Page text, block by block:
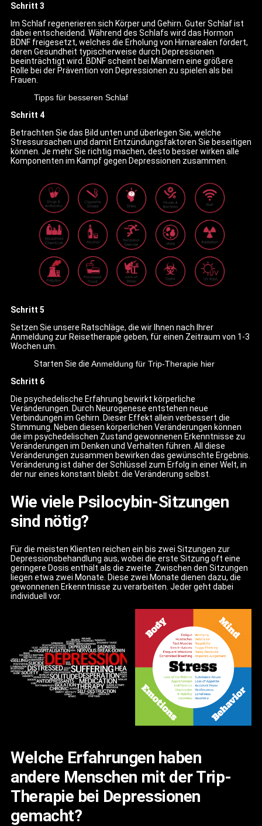
Schritt 3
Im Schlaf regenerieren sich Körper und Gehirn. Guter Schlaf ist
dabei entscheidend. Während des Schlafs wird das Hormon
BDNF freigesetzt, welches die Erholung von Hirnarealen fördert,
deren Gesundheit typischerweise durch Depressionen
beeinträchtigt wird. BDNF scheint bei Männern eine größere
Rolle bei der Prävention von Depressionen zu spielen als bei
Frauen.
Tipps für besseren Schlaf
Schritt 4
Betrachten Sie das Bild unten und überlegen Sie, welche
Stressursachen und damit Entzündungsfaktoren Sie beseitigen
können. Je mehr Sie richtig machen, desto besser wirken alle
Komponenten im Kampf gegen Depressionen zusammen.
Schritt 5
Setzen Sie unsere Ratschläge, die wir Ihnen nach Ihrer
Anmeldung zur Reisetherapie geben, für einen Zeitraum von 1-3
Wochen um.
Starten Sie die Anmeldung für Trip-Therapie hier
Schritt 6
Die psychedelische Erfahrung bewirkt körperliche
Veränderungen. Durch Neurogenese entstehen neue
Verbindungen im Gehirn. Dieser Effekt allein verbessert die
Stimmung. Neben diesen körperlichen Veränderungen können
die im psychedelischen Zustand gewonnenen Erkenntnisse zu
Veränderungen im Denken und Verhalten führen. All diese
Veränderungen zusammen bewirken das gewünschte Ergebnis.
Veränderung ist daher der Schlüssel zum Erfolg in einer Welt, in
der nur eines konstant bleibt: die Veränderung selbst.
Wie viele Psilocybin-Sitzungen
sind nötig?
Für die meisten Klienten reichen ein bis zwei Sitzungen zur
Depressionsbehandlung aus, wobei die erste Sitzung oft eine
geringere Dosis enthält als die zweite. Zwischen den Sitzungen
liegen etwa zwei Monate. Diese zwei Monate dienen dazu, die
gewonnenen Erkenntnisse zu verarbeiten. Jeder geht dabei
individuell vor.
Welche Erfahrungen haben
andere Menschen mit der Trip-
Therapie bei Depressionen
gemacht?